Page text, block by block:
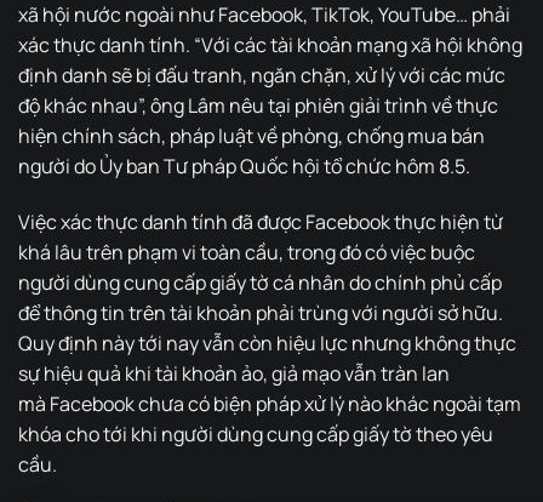
xã hội nước ngoài như Facebook, TikTok, YouTube… phải
xác thực danh tính. “Với các tài khoản mạng xã hội không
định danh sẽ bị đấu tranh, ngăn chặn, xử lý với các mức
độ khác nhau”, ông Lâm nêu tại phiên giải trình về thực
hiện chính sách, pháp luật về phòng, chống mua bán
người do Ủy ban Tư pháp Quốc hội tổ chức hôm 8.5.
Việc xác thực danh tính đã được Facebook thực hiện từ
khá lâu trên phạm vi toàn cầu, trong đó có việc buộc
người dùng cung cấp giấy tờ cá nhân do chính phủ cấp
để thông tin trên tài khoản phải trùng với người sở hữu.
Quy định này tới nay vẫn còn hiệu lực nhưng không thực
sự hiệu quả khi tài khoản ảo, giả mạo vẫn tràn lan
mà Facebook chưa có biện pháp xử lý nào khác ngoài tạm
khóa cho tới khi người dùng cung cấp giấy tờ theo yêu
cầu.